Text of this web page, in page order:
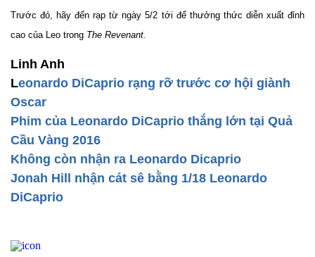
Trước đó, hãy đến rạp từ ngày 5/2 tới để thưởng thức diễn xuất đỉnh
cao của Leo trong The Revenant.
Linh Anh
Leonardo DiCaprio rạng rỡ trước cơ hội giành
Oscar
Phim của Leonardo DiCaprio thắng lớn tại Quả
Cầu Vàng 2016
Không còn nhận ra Leonardo Dicaprio
Jonah Hill nhận cát sê bằng 1/18 Leonardo
DiCaprio